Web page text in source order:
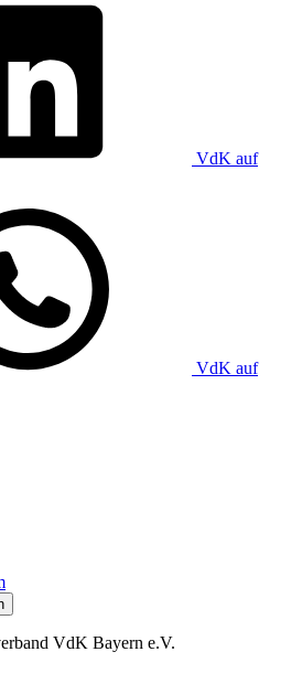
VdK auf
VdK auf
VdK Bayern e.V.